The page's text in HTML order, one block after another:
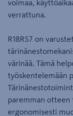
voimaa,
verrattuna.
R18RS7 on
värinää. Tämä
työskentelemään
paremman otteen
ergonomisesti